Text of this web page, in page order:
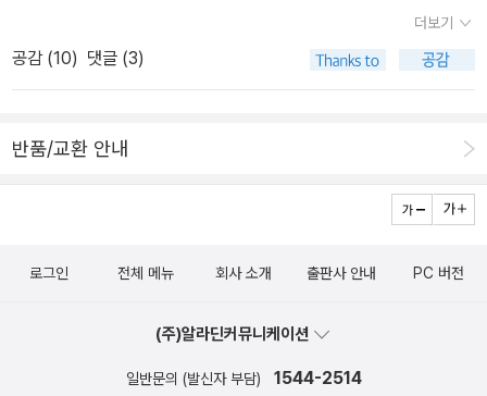
심지어 두 번 볼만한 영화로도 확장시킨다. 시인은 이런 걸 소설 쓰기
라도 가끔은 이 시처럼 평민도 이해할 수 있는 시를 쓰기도 한다. 이이
구강과 혀를 통해 만들어져 밖으로 표출하는 의미다. 말은 같은 말이
더라도 시인의 말은 최초에 있었던 말씀과 유사하다. 말 그대로 창조
자의 말이니까. 자연 그건 기계가 돌아가는 소리였다. 털커덩 톱니
바퀴가 내려놓는 소리였는지 모른다. 그다음에 부는 바람이 정확히
우리는 인간의 입을 빌려서 짐승을 말한다. 자연이 말한다. 비가 말하
다. 자유 때문에? (1연. 하략) 자연의 모든 것이 인간의 입을 통해
나오는 말을 매개로 인식된다는 뜻이겠지. 물론 1연만 읽는다면. 시인
이었다.˝마지막 문장만 지운다면 ‘갑론을박‘이란 제목이 붙을 수도 있
었겠다. 아니 그 경우엔 시도 안 되었을 것이다. 김언은 요즘 시인으로
는 드물게도 마침표(.)를 꼭 찍기에 이 시에서 특별히 시다운 표지를
는 제목 ‘갑오징어 을오징어‘다(말장난은 트레이닝의 주요 종목이다).
오징어인 것. 동시에 술자리에서의 갑론을박하는 풍경에 대한 은유도
‘마이크 테스트‘ 같은 테스트이고 트레이닝이다. 전작들을 참고하지
본게임은 언제부터일지 궁금하다...
(민음사)나는 민음북클럽 에디션으로 가지고 있는데, 판매되고 있는
책은 산뜻한 연두색이다.로베르토 무질《사랑의 완성》(북인더갭)백민
크《오른쪽 주머니에서 나온 이야기》(모비딕 출판사)김현《입술을 열
프스키 전집 붉은 커버 버전은 좀 무섭고 답답해 보여서 뒤에 나온 하
얀 커버로 바꾸고 있는 중이다. 《악령》은 붉은 커버가 더 좋아서 그냥
가지고 있기로^^; 새 책은 3권이지만 이건 2권이라는 장점도 있지~
아야겠다》(아티초크 빈티지 시선)제임스 엘킨스《그림과 눈물》(아트
책 제목 정말 싫어한다. 뭐 한 여자, 뭐 한 남자... 그런 게 편견을 만드
서 할인에 이어 아트도서가 할인경쟁에 뛰어들었다. 좋은 책들이 그
득하지만 비싼 책들이 많아 쉽게 지갑을 열지 못했었다. 야속하게 들
릴 수도 있지만 기회라면 기회... 개인적으로는 Art Idea 시리즈가 맘
리즈가 반값 할인 중이다. 그래도 다 살 순 없고 관심있던 분야에 대한
세 출판사의 할인도 시작되었는데 노무현 대통령에 대한 책들을 포함
주에 있는데 가지 못한다면 시집 할인전을 도모해도 좋겠다. 특별히
중에 몇 권 추천해 본다. 세트류는
사실 장바구니에 이미 담겨있는데 아무래도 반값을 해도 목돈이다보
더보기
공감 (10) 댓글 (3)
반품/교환 안내
로그인 전체 메뉴 회사 소개 출판사 안내 PC 버전
(주)알라딘커뮤니케이션
일반문의 (발신자 부담) 1544-2514